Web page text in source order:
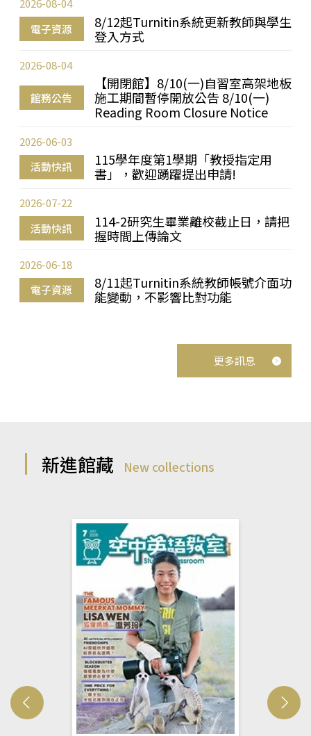
電子資源
8/12起Turnitin系統更新教師與學生
登入方式
2026-08-04
館務公告
【開閉館】8/10(一)自習室高架地板
施工期間暫停開放公告 8/10(一)
Reading Room Closure Notice
2026-08-04
活動快訊
115學年度第1學期「教授指定用
書」，歡迎踴躍提出申請!
2026-06-03
活動快訊
114-2研究生畢業離校截止日，請把
握時間上傳論文
2026-07-22
電子資源
8/11起Turnitin系統教師帳號介面功
能變動，不影響比對功能
2026-06-18
更多訊息
新進館藏 New collections